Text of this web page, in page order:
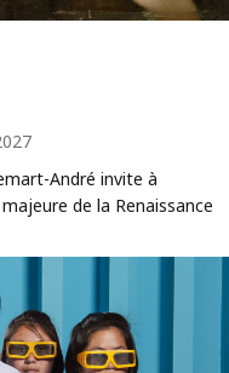
André invite à
de la Renaissance